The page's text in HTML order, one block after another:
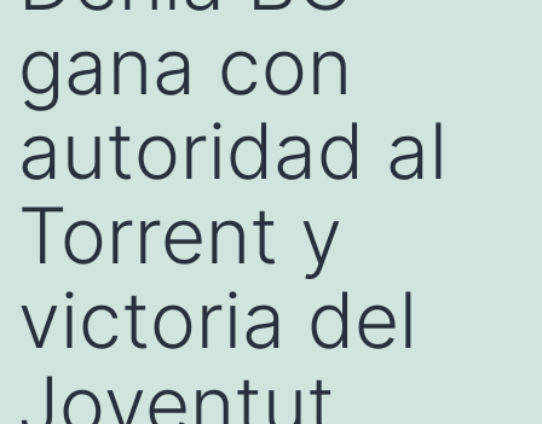
gana con
autoridad al
Torrent y
victoria del
Joventut